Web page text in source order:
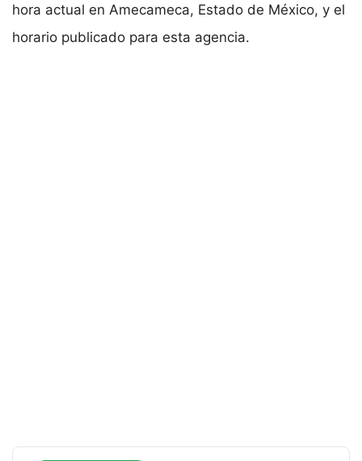
hora actual en Amecameca, Estado de México, y el
horario publicado para esta agencia.